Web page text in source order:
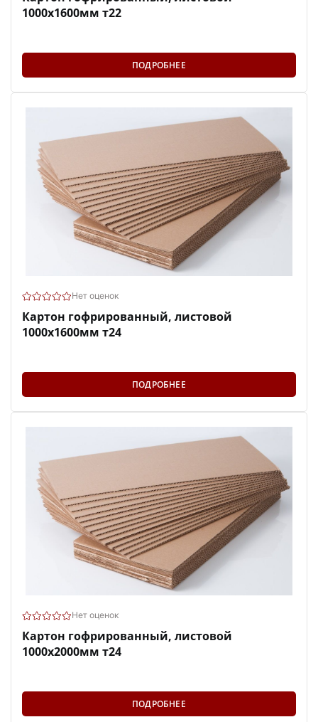
1000х1600мм т22
ПОДРОБНЕЕ
Нет оценок
Картон гофрированный, листовой
1000х1600мм т24
ПОДРОБНЕЕ
Нет оценок
Картон гофрированный, листовой
1000х2000мм т24
ПОДРОБНЕЕ